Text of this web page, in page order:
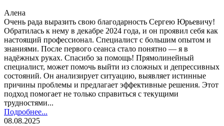
Алена
Очень рада выразить свою благодарность Сергею Юрьевичу!
Обратилась к нему в декабре 2024 года, и он проявил себя как
настоящий профессионал. Специалист с большим опытом и
знаниями. После первого сеанса стало понятно — я в
надёжных руках. Спасибо за помощь! Прямолинейный
специалист, может помочь выйти из сложных и депрессивных
состояний. Он анализирует ситуацию, выявляет истинные
причины проблемы и предлагает эффективные решения. Этот
подход помогает не только справиться с текущими
трудностями...
Подробнее...
08.08.2025